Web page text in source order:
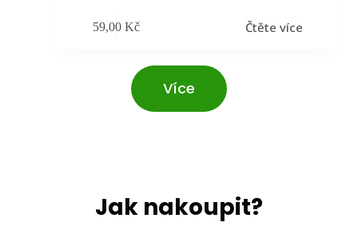
59,00 Kč Čtěte více
Více
Jak nakoupit?